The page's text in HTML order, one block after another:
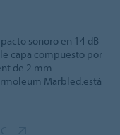
sonoro en 14 dB
capa compuesto por
de 2 mm.
Marbled.está